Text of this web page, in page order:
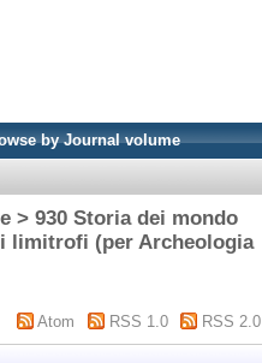
by Journal volume
> 930 Storia dei mondo
limitrofi (per Archeologia
Atom RSS 1.0 RSS 2.0